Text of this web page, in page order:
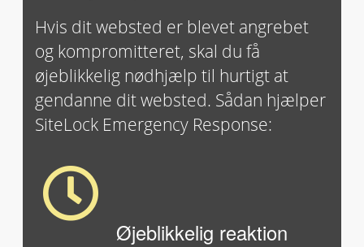
Hvis dit websted er blevet angrebet
og kompromitteret, skal du få
øjeblikkelig nødhjælp til hurtigt at
gendanne dit websted. Sådan hjælper
SiteLock Emergency Response:
Øjeblikkelig reaktion